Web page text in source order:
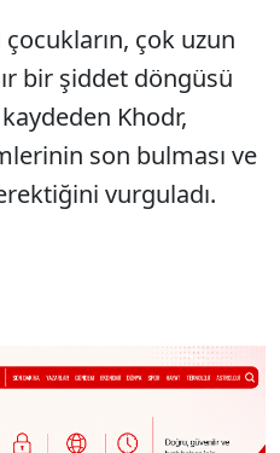
Sesi Aç
çok uzun
bir şiddet döngüsü
kaydeden Khodr,
son bulması ve
vurguladı.